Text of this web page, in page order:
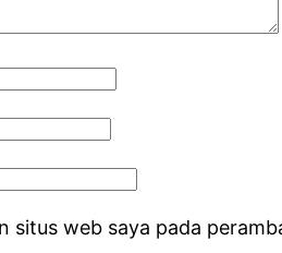
situs web saya pada